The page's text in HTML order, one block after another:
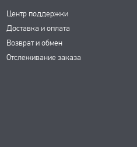
Центр поддержки
Доставка и оплата
Возврат и обмен
Отслеживание заказа